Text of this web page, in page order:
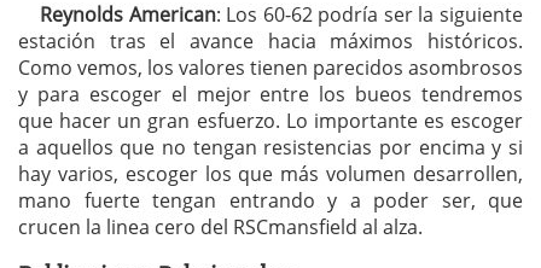
Reynolds American: Los 60-62 podría ser la siguiente
estación tras el avance hacia máximos históricos.
Como vemos, los valores tienen parecidos asombrosos
y para escoger el mejor entre los bueos tendremos
que hacer un gran esfuerzo. Lo importante es escoger
a aquellos que no tengan resistencias por encima y si
hay varios, escoger los que más volumen desarrollen,
mano fuerte tengan entrando y a poder ser, que
crucen la linea cero del RSCmansfield al alza.